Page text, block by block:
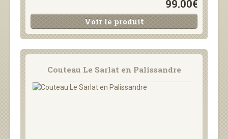
99.00€
Voir le produit
Couteau Le Sarlat en Palissandre